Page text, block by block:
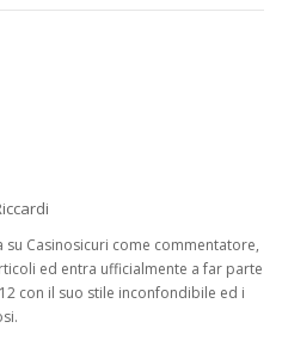
Casinosicuri come commentatore,
ed entra ufficialmente a far parte
con il suo stile inconfondibile ed i